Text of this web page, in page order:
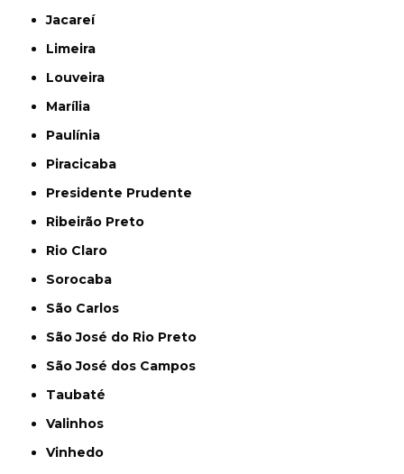
Jacareí
Limeira
Louveira
Marília
Paulínia
Piracicaba
Presidente Prudente
Ribeirão Preto
Rio Claro
Sorocaba
São Carlos
São José do Rio Preto
São José dos Campos
Taubaté
Valinhos
Vinhedo